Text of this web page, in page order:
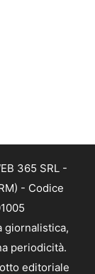
365 SRL -
- Codice
giornalistica,
periodicità.
editoriale